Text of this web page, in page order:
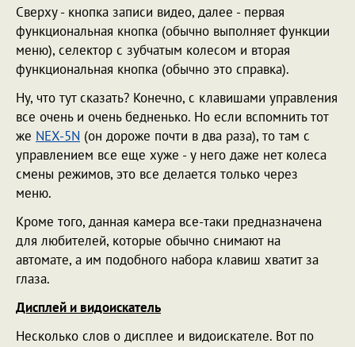
Сверху - кнопка записи видео, далее - первая
функциональная кнопка (обычно выполняет функции
меню), селектор с зубчатым колесом и вторая
функциональная кнопка (обычно это справка).
Ну, что тут сказать? Конечно, с клавишами управления
все очень и очень бедненько. Но если вспомнить тот
же NEX-5N (он дороже почти в два раза), то там с
управлением все еще хуже - у него даже нет колеса
смены режимов, это все делается только через
меню.
Кроме того, данная камера все-таки предназначена
для любителей, которые обычно снимают на
автомате, а им подобного набора клавиш хватит за
глаза.
Дисплей и видоискатель
Несколько слов о дисплее и видоискателе. Вот по